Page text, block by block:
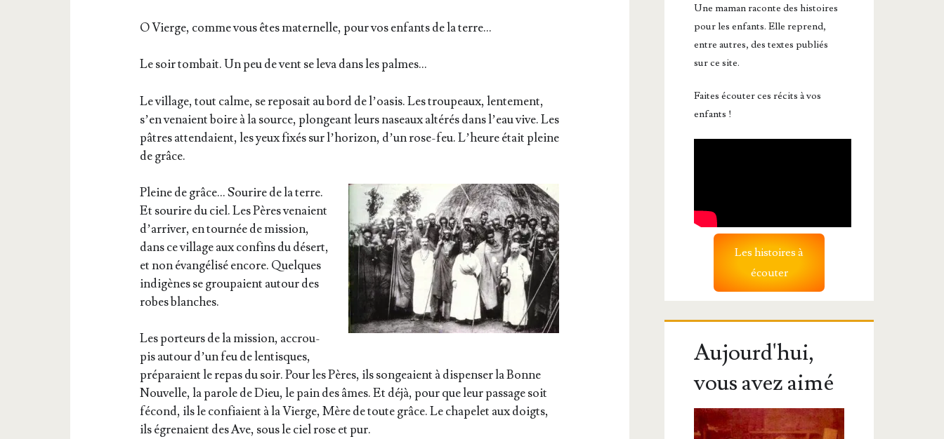
O Vierge, comme vous êtes mater­nelle, pour vos enfants de la terre…
Le soir tom­bait. Un peu de vent se leva dans les palmes…
Le vil­lage, tout calme, se repo­sait au bord de l’oa­sis. Les trou­peaux, len­te­ment,
s’en venaient boire à la source, plon­geant leurs naseaux alté­rés dans l’eau vive. Les
pâtres atten­daient, les yeux fixés sur l’ho­ri­zon, d’un rose-feu. L’heure était pleine
de grâce.
Pleine de grâce… Sou­rire de la terre.
Et sou­rire du ciel. Les Pères venaient
d’ar­ri­ver, en tour­née de mis­sion,
dans ce vil­lage aux confins du désert,
et non évan­gé­li­sé encore. Quelques
indi­gènes se grou­paient autour des
robes blanches.
Les por­teurs de la mis­sion, accrou­
pis autour d’un feu de len­tisques,
pré­pa­raient le repas du soir. Pour les Pères, ils son­geaient à dis­pen­ser la Bonne
Nou­velle, la parole de Dieu, le pain des âmes. Et déjà, pour que leur pas­sage soit
fécond, ils le confiaient à la Vierge, Mère de toute grâce. Le cha­pe­let aux doigts,
ils égre­naient des Ave, sous le ciel rose et pur.
Une maman raconte des histoires
pour les enfants. Elle reprend,
entre autres, des textes publiés
sur ce site.
Faites écouter ces récits à vos
enfants !
Les histoires à
écouter
Aujourd'hui,
vous avez aimé